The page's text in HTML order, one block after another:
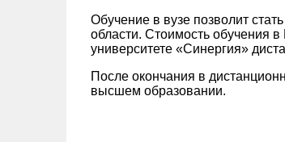
Обучение в вузе позволит
области. Стоимость обучения
университете «‎Синергия»‎
После окончания в
высшем образовании.